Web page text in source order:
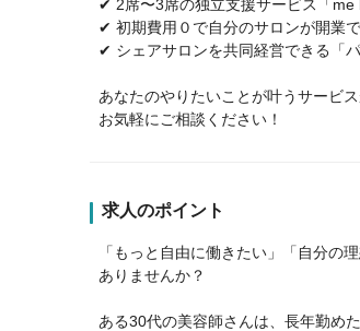
✔ 2席〜3席の独立支援サービス「me
✔ 初期費用０で自分のサロンが開業
✔ シェアサロンを共同経営できる「パ
あなたのやりたいことが叶うサービ
お気軽にご相談ください！
求人のポイント
「もっと自由に働きたい」「自分
ありませんか？
ある30代の美容師さんは、長年勤め